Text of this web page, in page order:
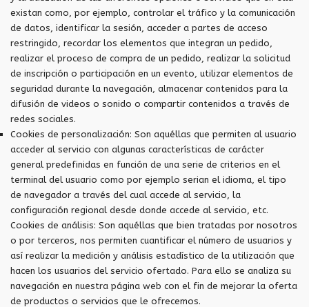
existan como, por ejemplo, controlar el tráfico y la comunicación
de datos, identificar la sesión, acceder a partes de acceso
restringido, recordar los elementos que integran un pedido,
realizar el proceso de compra de un pedido, realizar la solicitud
de inscripción o participación en un evento, utilizar elementos de
seguridad durante la navegación, almacenar contenidos para la
difusión de videos o sonido o compartir contenidos a través de
redes sociales.
Cookies de personalización: Son aquéllas que permiten al usuario
acceder al servicio con algunas características de carácter
general predefinidas en función de una serie de criterios en el
terminal del usuario como por ejemplo serian el idioma, el tipo
de navegador a través del cual accede al servicio, la
configuración regional desde donde accede al servicio, etc.
Cookies de análisis: Son aquéllas que bien tratadas por nosotros
o por terceros, nos permiten cuantificar el número de usuarios y
así realizar la medición y análisis estadístico de la utilización que
hacen los usuarios del servicio ofertado. Para ello se analiza su
navegación en nuestra página web con el fin de mejorar la oferta
de productos o servicios que le ofrecemos.